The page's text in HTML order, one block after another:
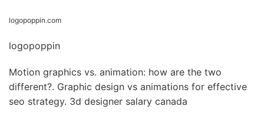
logopoppin.com
logopoppin
Motion graphics vs. animation: how are the two
different?. Graphic design vs animations for effective
seo strategy. 3d designer salary canada